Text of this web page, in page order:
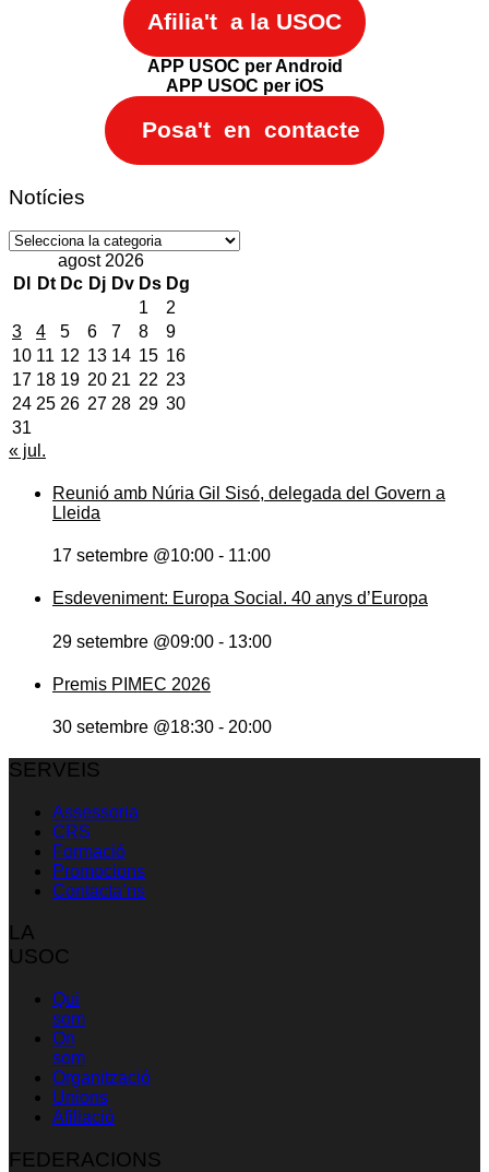
Afilia't a la USOC
APP USOC per Android
APP USOC per iOS
Posa't en contacte
Notícies
Notícies
agost 2026
Dl
Dt Dc Dj Dv Ds Dg
1
2
3
4 5 6 7 8
9
10 11 12 13 14 15 16
17 18 19 20 21 22 23
24 25 26 27 28 29 30
31
« jul.
Reunió amb Núria Gil Sisó, delegada del Govern a
Lleida
17 setembre @10:00 - 11:00
Esdeveniment: Europa Social. 40 anys d’Europa
29 setembre @09:00 - 13:00
Premis PIMEC 2026
30 setembre @18:30 - 20:00
SERVEIS
Assessoria
CRS
Formació
Promocions
Contacta’ns
LA
USOC
Qui
som
On
som
Organització
Unions
Afiliació
FEDERACIONS